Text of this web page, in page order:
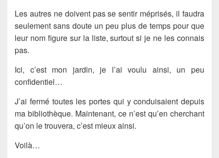
Les autres ne doivent pas se sentir méprisés, il faudra
seulement sans doute un peu plus de temps pour que
leur nom figure sur la liste, surtout si je ne les connais
pas.
Ici, c’est mon jardin, je l’ai voulu ainsi, un peu
confidentiel…
J’ai fermé toutes les portes qui y conduisaient depuis
ma bibliothèque. Maintenant, ce n’est qu’en cherchant
qu’on le trouvera, c’est mieux ainsi.
Voilà…